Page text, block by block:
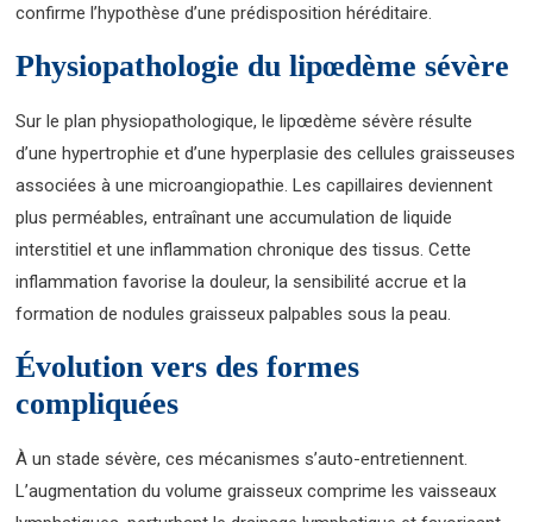
confirme l’hypothèse d’une prédisposition héréditaire.
Physiopathologie du lipœdème sévère
Sur le plan physiopathologique, le lipœdème sévère résulte
d’une hypertrophie et d’une hyperplasie des cellules graisseuses
associées à une microangiopathie. Les capillaires deviennent
plus perméables, entraînant une accumulation de liquide
interstitiel et une inflammation chronique des tissus. Cette
inflammation favorise la douleur, la sensibilité accrue et la
formation de nodules graisseux palpables sous la peau.
Évolution vers des formes
compliquées
À un stade sévère, ces mécanismes s’auto-entretiennent.
L’augmentation du volume graisseux comprime les vaisseaux